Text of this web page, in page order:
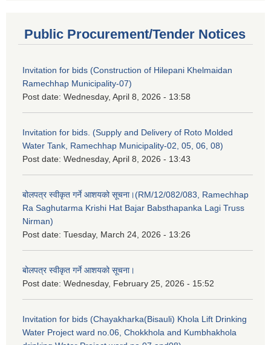
Public Procurement/Tender Notices
Invitation for bids (Construction of Hilepani Khelmaidan
Ramechhap Municipality-07)
Post date: Wednesday, April 8, 2026 - 13:58
Invitation for bids. (Supply and Delivery of Roto Molded
Water Tank, Ramechhap Municipality-02, 05, 06, 08)
Post date: Wednesday, April 8, 2026 - 13:43
बोलपत्र स्वीकृत गर्ने आशयको सूचना।(RM/12/082/083, Ramechhap
Ra Saghutarma Krishi Hat Bajar Babsthapanka Lagi Truss
Nirman)
Post date: Tuesday, March 24, 2026 - 13:26
बोलपत्र स्वीकृत गर्ने आशयको सूचना।
Post date: Wednesday, February 25, 2026 - 15:52
Invitation for bids (Chayakharka(Bisauli) Khola Lift Drinking
Water Project ward no.06, Chokkhola and Kumbhakhola